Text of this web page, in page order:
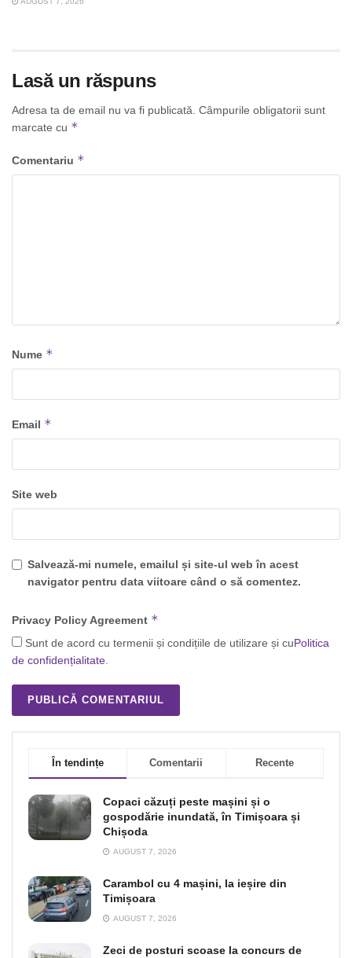
Lasă un răspuns
Adresa ta de email nu va fi publicată. Câmpurile obligatorii sunt
marcate cu *
Comentariu *
Nume *
Email *
Site web
Salvează-mi numele, emailul și site-ul web în acest
navigator pentru data viitoare când o să comentez.
Privacy Policy Agreement *
Sunt de acord cu termenii și condițiile de utilizare și cuPolitica
de confidențialitate.
În tendințe Comentarii Recente
Copaci căzuți peste mașini și o
gospodărie inundată, în Timișoara și
Chișoda
AUGUST 7, 2026
Carambol cu 4 mașini, la ieșire din
Timișoara
AUGUST 7, 2026
Zeci de posturi scoase la concurs de